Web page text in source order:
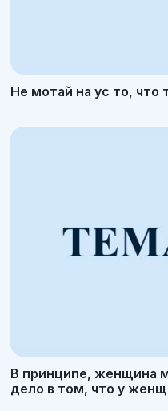
Не мотай на ус то, что
В принципе, женщина
дело в том, что у